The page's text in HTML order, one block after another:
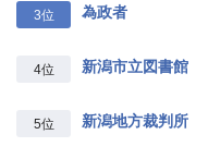
3位 為政者
4位 新潟市立図書館
5位 新潟地方裁判所